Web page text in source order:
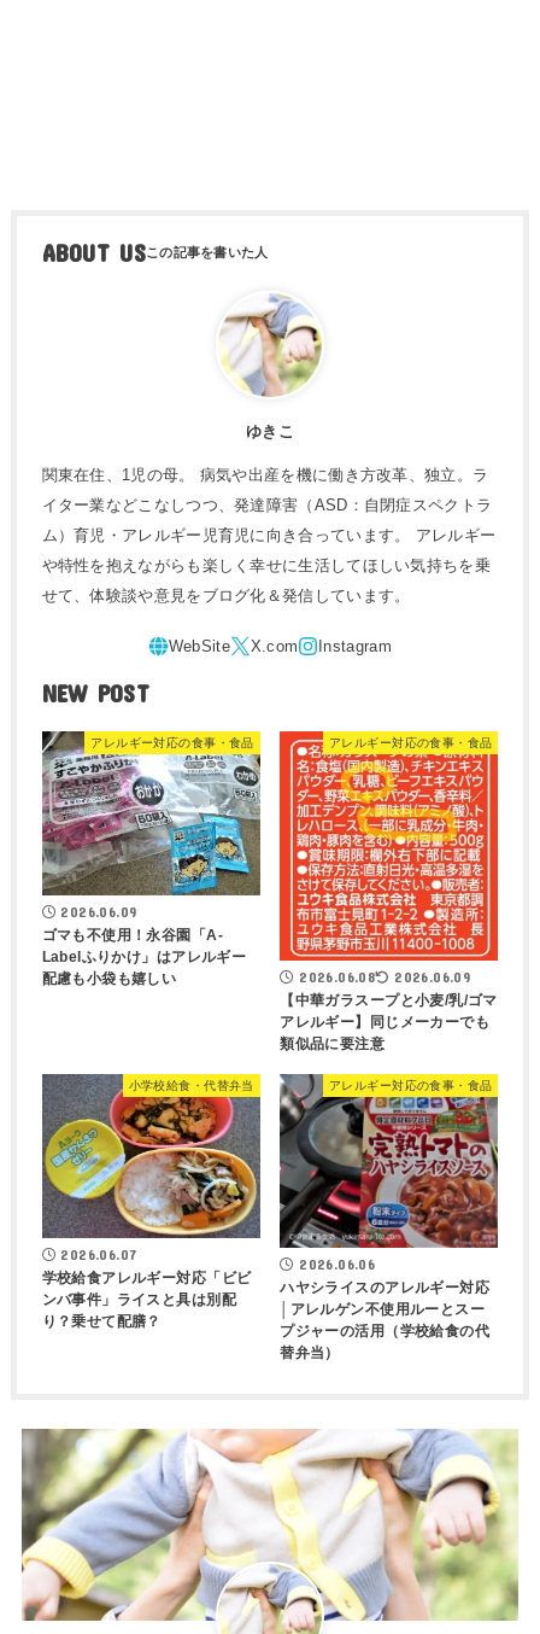
ABOUT US
ゆきこ
関東在住、1児の母。 病気や出産を機に働き方改革、独立。ラ
イター業などこなしつつ、発達障害（ASD：自閉症スペクトラ
ム）育児・アレルギー児育児に向き合っています。 アレルギー
や特性を抱えながらも楽しく幸せに生活してほしい気持ちを乗
せて、体験談や意見をブログ化＆発信しています。
NEW POST
アレルギー対応の食事・食品
2026.06.09
ゴマも不使用！永谷園「A-
Labelふりかけ」はアレルギー
配慮も小袋も嬉しい
アレルギー対応の食事・食品
2026.06.08 2026.06.09
【中華ガラスープと小麦/乳/ゴマ
アレルギー】同じメーカーでも
類似品に要注意
小学校給食・代替弁当
2026.06.07
学校給食アレルギー対応「ビビ
ンバ事件」ライスと具は別配
り？乗せて配膳？
アレルギー対応の食事・食品
2026.06.06
ハヤシライスのアレルギー対応
│アレルゲン不使用ルーとスー
プジャーの活用（学校給食の代
替弁当）